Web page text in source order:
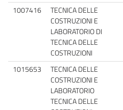
1007416
TECNICA DELLE
COSTRUZIONI E
LABORATORIO DI
TECNICA DELLE
COSTRUZIONI
1015653
TECNICA DELLE
COSTRUZIONI E
LABORATORIO
TECNICA DELLE